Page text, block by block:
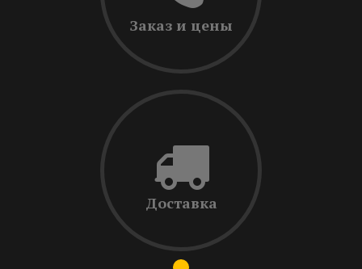
Заказ и цены
Доставка